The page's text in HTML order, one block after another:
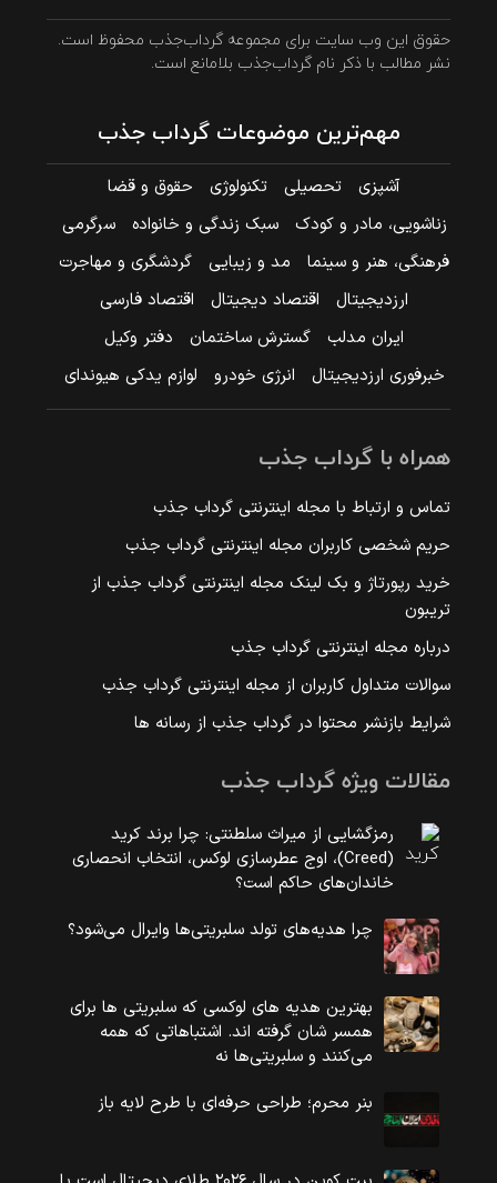
حقوق این وب سایت برای مجموعه گرداب‌جذب محفوظ است.
نشر مطالب با ذکر نام گرداب‌جذب بلامانع است.
مهم‌ترین موضوعات گرداب جذب
آشپزی تحصیلی تکنولوژی
حقوق و قضا
زناشویی، مادر و کودک
سبک زندگی و خانواده
سرگرمی
فرهنگی، هنر و سینما
مد و زیبایی
گردشگری و مهاجرت
ارزدیجیتال
اقتصاد دیجیتال
اقتصاد فارسی
ایران مدلب
گسترش ساختمان
دفتر وکیل
خبرفوری ارزدیجیتال
انرژی خودرو لوازم یدکی هیوندای
همراه با گرداب جذب
تماس و ارتباط با مجله اینترنتی گرداب جذب
حریم شخصی کاربران مجله اینترنتی گرداب جذب
خرید رپورتاژ و بک لینک مجله اینترنتی گرداب جذب از
تریبون
درباره مجله اینترنتی گرداب جذب
سوالات متداول کاربران از مجله اینترنتی گرداب جذب
شرایط بازنشر محتوا در گرداب جذب از رسانه ها
مقالات ویژه گرداب جذب
رمزگشایی از میراث سلطنتی: چرا برند کرید
(Creed)، اوج عطرسازی لوکس، انتخاب انحصاری
خاندان‌های حاکم است؟
چرا هدیه‌های تولد سلبریتی‌ها وایرال می‌شود؟
بهترین هدیه های لوکسی که سلبریتی ها برای
همسر شان گرفته اند. اشتباهاتی که همه
می‌کنند و سلبریتی‌ها نه
بنر محرم؛ طراحی حرفه‌ای با طرح لایه باز